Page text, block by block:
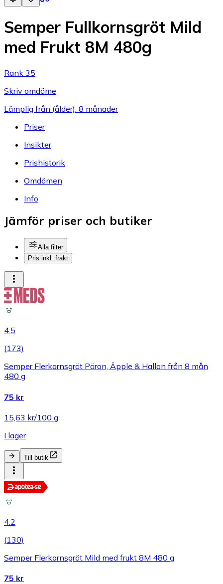
Semper Fullkornsgröt Mild
med Frukt 8M 480g
Rank 35
Skriv omdöme
Lämplig från (ålder): 8 månader
Priser
Insikter
Prishistorik
Omdömen
Info
Jämför priser och butiker
Alla filter
Pris inkl. frakt
4.5
(173)
Semper Flerkornsgröt Päron, Äpple & Hallon från 8 mån
480 g
75 kr
15,63 kr/100 g
I lager
Till butik
4.2
(130)
Semper Flerkornsgröt Mild med frukt 8M 480 g
75 kr